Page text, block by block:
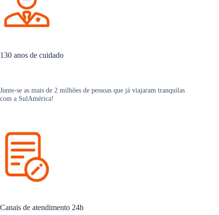
130 anos de cuidado
Junte-se as mais de 2 milhões de pessoas que já viajaram tranquilas
com a SulAmérica!
Canais de atendimento 24h